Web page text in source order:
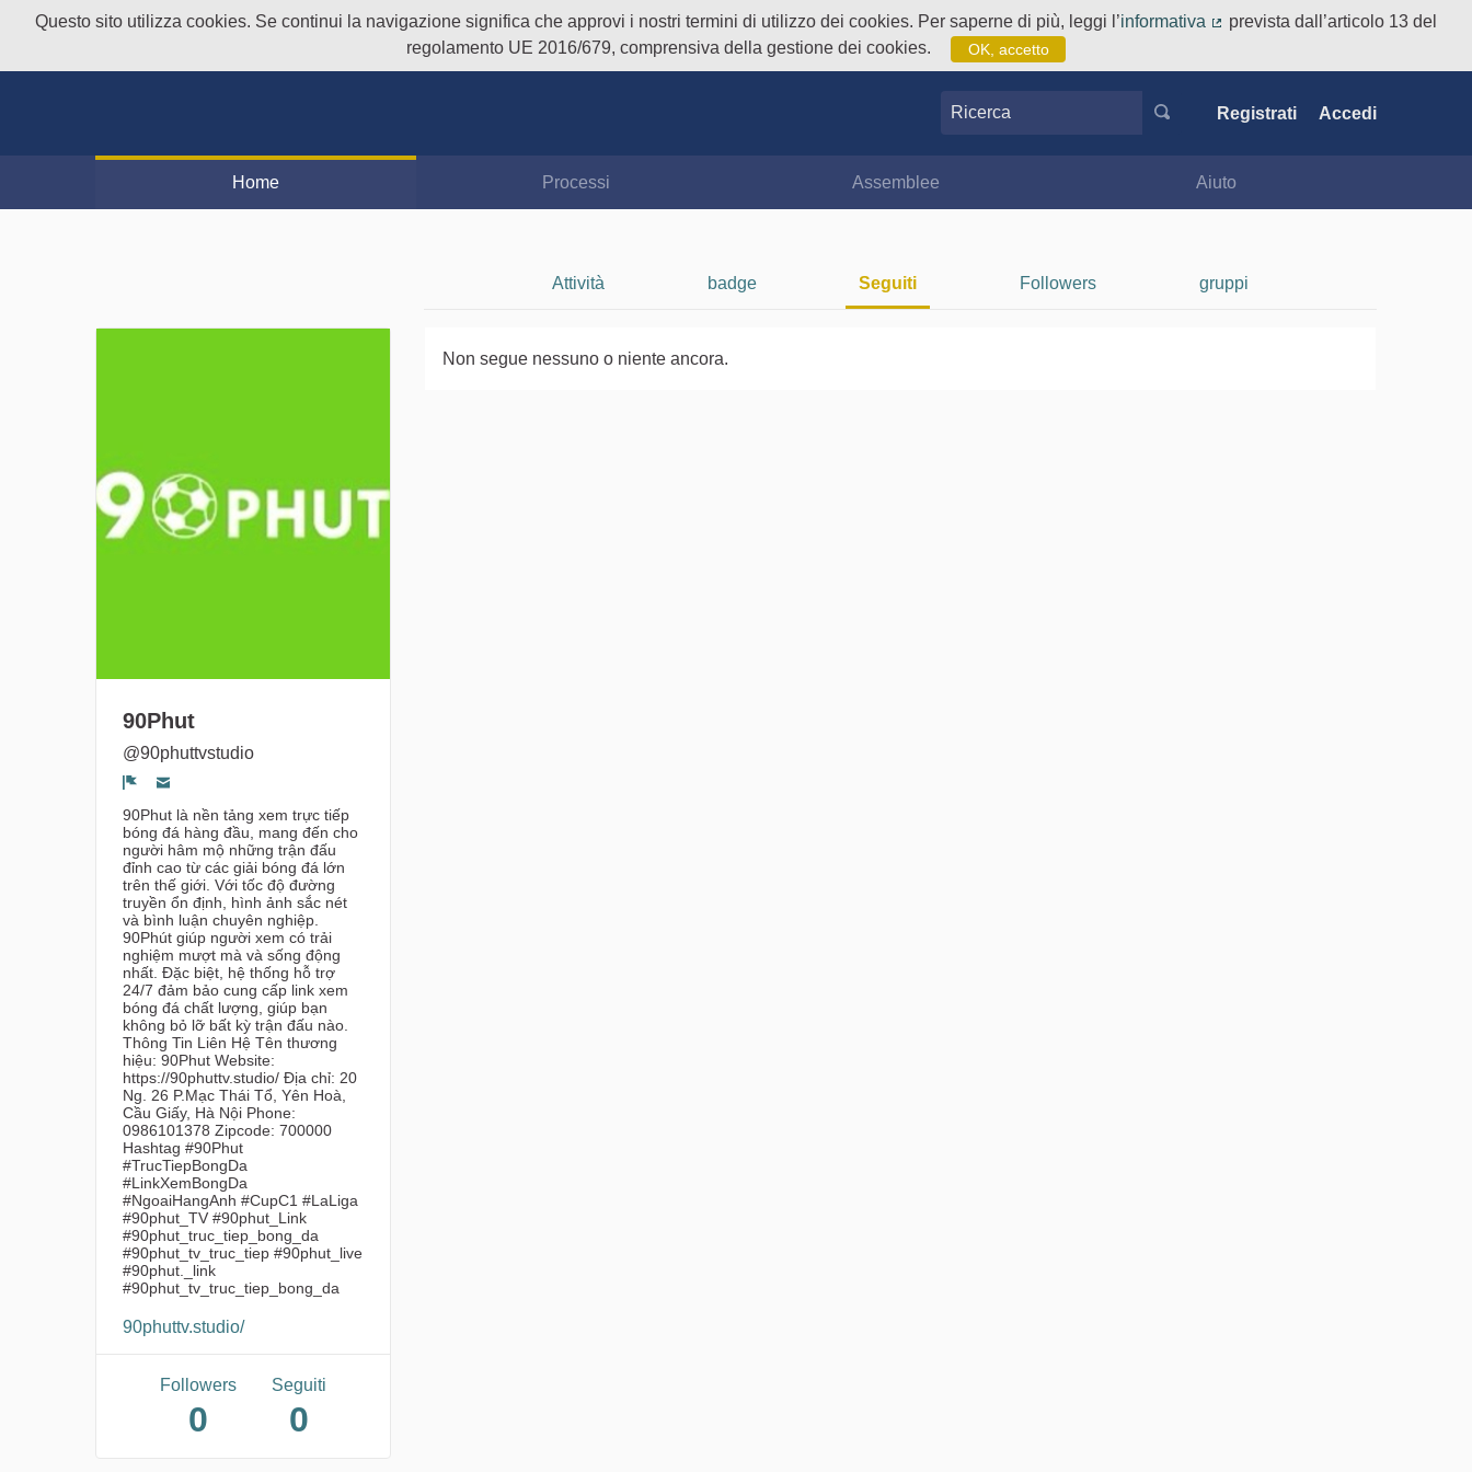
Questo sito utilizza cookies. Se continui la navigazione significa che approvi i nostri termini di utilizzo dei cookies. Per saperne di più, leggi l’informativa
prevista dall’articolo 13 del
regolamento UE 2016/679, comprensiva della gestione dei cookies.
OK, accetto
Ricerca Registrati Accedi
Home Processi Assemblee Aiuto
Attività badge Seguiti Followers gruppi
90Phut
@90phuttvstudio
Segnala un problema
90Phut là nền tảng xem trực tiếp
bóng đá hàng đầu, mang đến cho
người hâm mộ những trận đấu
đỉnh cao từ các giải bóng đá lớn
trên thế giới. Với tốc độ đường
truyền ổn định, hình ảnh sắc nét
và bình luận chuyên nghiệp.
90Phút giúp người xem có trải
nghiệm mượt mà và sống động
nhất. Đặc biệt, hệ thống hỗ trợ
24/7 đảm bảo cung cấp link xem
bóng đá chất lượng, giúp bạn
không bỏ lỡ bất kỳ trận đấu nào.
Thông Tin Liên Hệ Tên thương
hiệu: 90Phut Website:
https://90phuttv.studio/ Địa chỉ: 20
Ng. 26 P.Mạc Thái Tổ, Yên Hoà,
Cầu Giấy, Hà Nội Phone:
0986101378 Zipcode: 700000
Hashtag #90Phut
#TrucTiepBongDa
#LinkXemBongDa
#NgoaiHangAnh #CupC1 #LaLiga
#90phut_TV #90phut_Link
#90phut_truc_tiep_bong_da
#90phut_tv_truc_tiep #90phut_live
#90phut._link
#90phut_tv_truc_tiep_bong_da
90phuttv.studio/
Followers
0
Seguiti
0
Non segue nessuno o niente ancora.